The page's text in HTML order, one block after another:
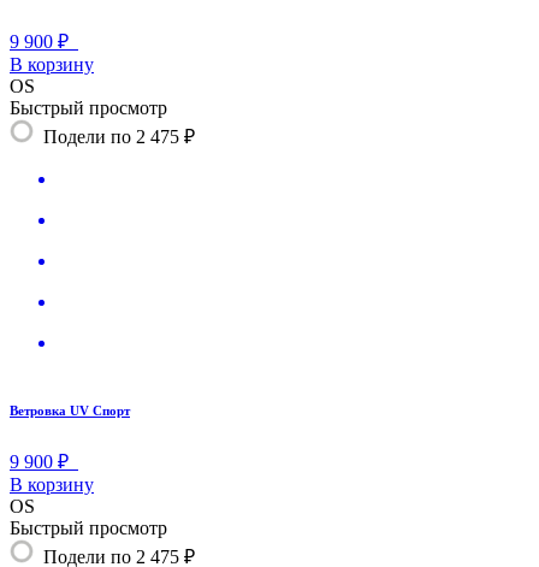
9 900 ₽
В корзину
OS
Быстрый просмотр
Подели по 2 475 ₽
Ветровка UV Спорт
9 900 ₽
В корзину
OS
Быстрый просмотр
Подели по 2 475 ₽